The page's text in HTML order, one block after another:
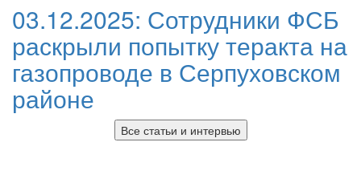
03.12.2025: Сотрудники ФСБ
раскрыли попытку теракта на
газопроводе в Серпуховском
районе
Все статьи и интервью